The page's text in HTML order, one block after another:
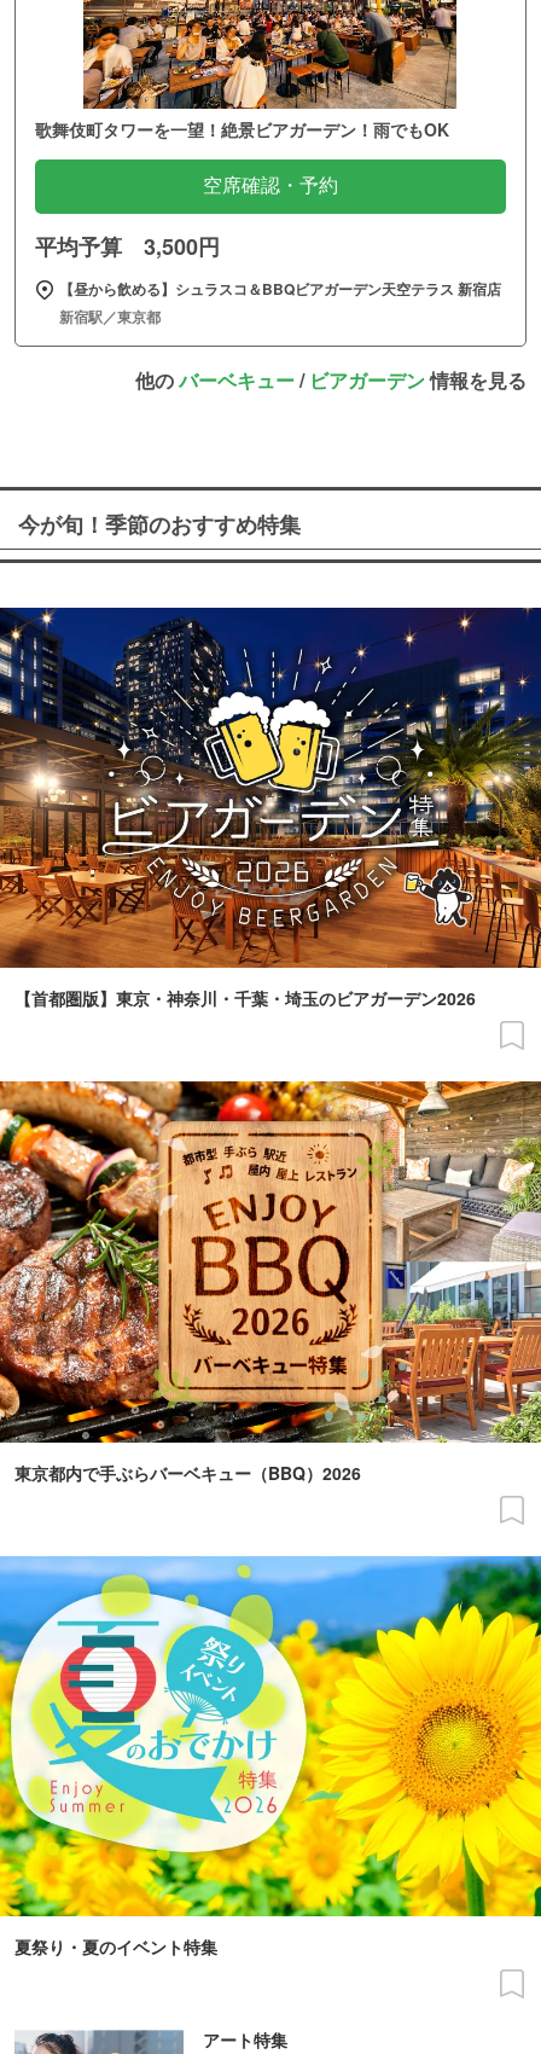
歌舞伎町タワーを一望！絶景ビアガーデン！雨でもOK
空席確認・予約
平均予算 3,500円
【昼から飲める】シュラスコ＆BBQビアガーデン天空テラス 新宿店
新宿駅／東京都
他のバーベキュー/ ビアガーデン情報を見る
今が旬！季節のおすすめ特集
【首都圏版】東京・神奈川・千葉・埼玉のビアガーデン2026
東京都内で手ぶらバーベキュー（BBQ）2026
夏祭り・夏のイベント特集
アート特集